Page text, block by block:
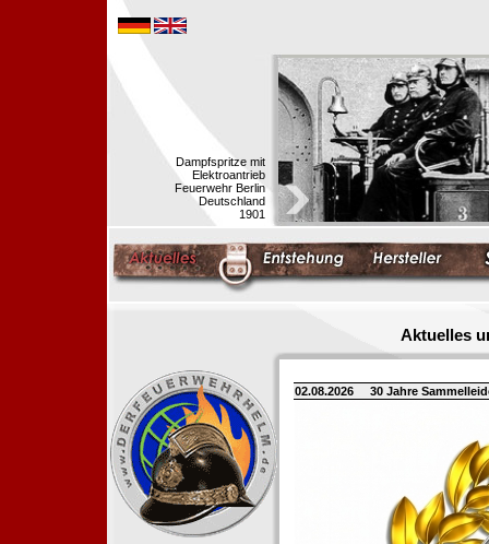
Dampfspritze mit
Elektroantrieb
Feuerwehr Berlin
Deutschland
1901
Aktuelles
02.08.2026 30 Jahre